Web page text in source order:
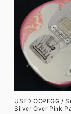
USED OOPEGG /
Silver Over Pink